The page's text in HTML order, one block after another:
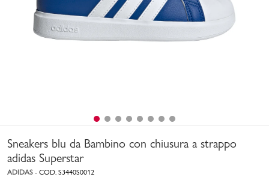
Bambino
Sneakers blu da Bambino con chiusura a strappo
adidas Superstar
ADIDAS - COD. S3440S0012